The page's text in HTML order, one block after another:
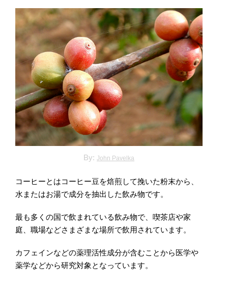
By: John Pavelka
コーヒーとはコーヒー豆を焙煎して挽いた粉末から、
水またはお湯で成分を抽出した飲み物です。
最も多くの国で飲まれている飲み物で、喫茶店や家
庭、職場などさまざまな場所で飲用されています。
カフェインなどの薬理活性成分が含むことから医学や
薬学などから研究対象となっています。